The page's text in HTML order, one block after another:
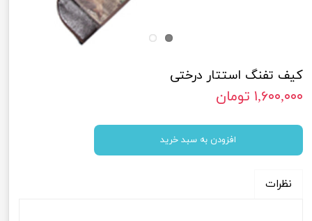
کیف تفنگ استتار درختی
۱,۶۰۰,۰۰۰ تومان
افزودن به سبد خرید
نظرات